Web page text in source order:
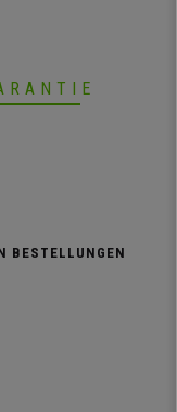
BESTELLUNGEN